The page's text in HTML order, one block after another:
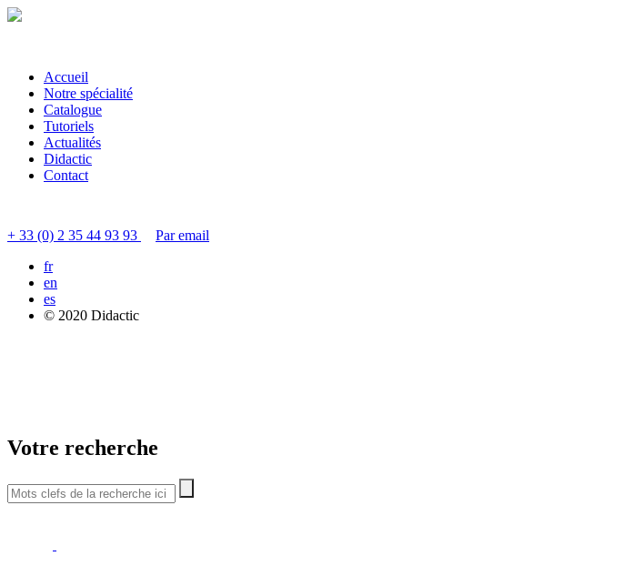
Accueil
Notre spécialité
Catalogue
Tutoriels
Actualités
Didactic
Contact
+ 33 (0) 2 35 44 93 93
Par email
fr
en
es
© 2020 Didactic
Votre recherche